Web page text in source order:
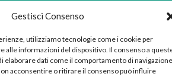
Gestisci Consenso
utilizziamo tecnologie come i cookie per
alle informazioni del dispositivo. Il consenso a
elaborare dati come il comportamento di navigazione
acconsentire o ritirare il consenso può influire